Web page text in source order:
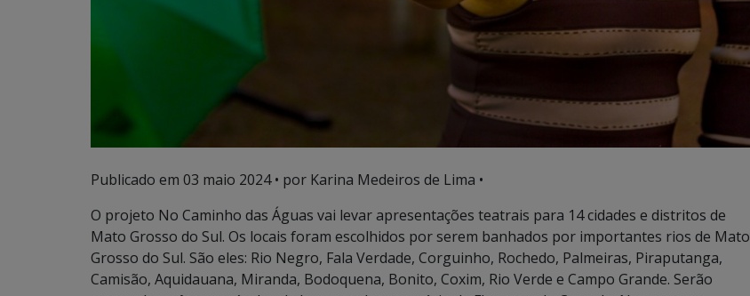
Publicado em 03 maio 2024• por Karina Medeiros de Lima •
O projeto No Caminho das Águas vai levar apresentações teatrais para 14 cidades e distritos de
Mato Grosso do Sul. Os locais foram escolhidos por serem banhados por importantes rios de Mato
Grosso do Sul. São eles: Rio Negro, Fala Verdade, Corguinho, Rochedo, Palmeiras, Piraputanga,
Camisão, Aquidauana, Miranda, Bodoquena, Bonito, Coxim, Rio Verde e Campo Grande. Serão